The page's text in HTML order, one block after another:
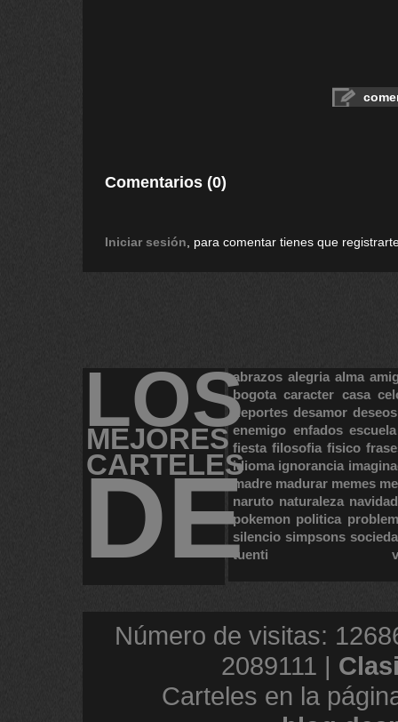
Comentarios (0)
Iniciar sesión , para comentar tienes que
LOS
MEJORES
CARTELES
DE
abrazos alegria alma
bogota caracter casa
deportes desamor deseos
enemigo enfados escuela
fiesta filosofia fisico
idioma ignorancia
madre madurar memes
naruto naturaleza navidad
pokemon politica
silencio simpsons
tuenti
Número de visitas:
2089111 |
Carteles en la